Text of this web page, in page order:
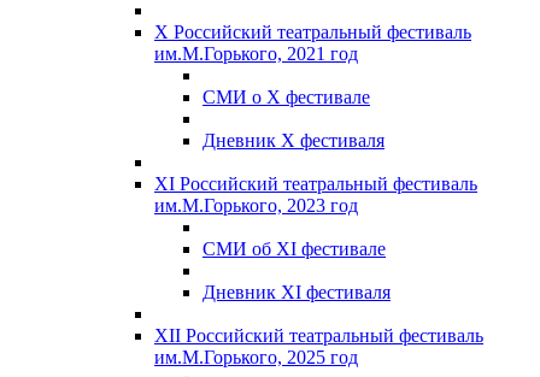
X Российский театральный фестиваль
им.М.Горького, 2021 год
СМИ о X фестивале
Дневник X фестиваля
XI Российский театральный фестиваль
им.М.Горького, 2023 год
СМИ об XI фестивале
Дневник XI фестиваля
XII Российский театральный фестиваль
им.М.Горького, 2025 год